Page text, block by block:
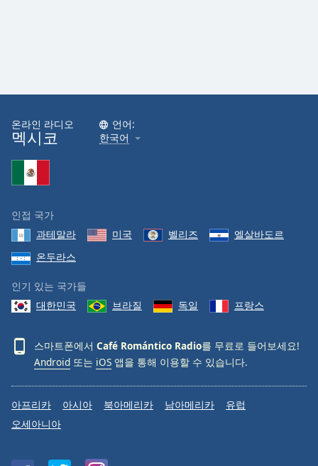
Font
Family
Done
Close
Dialog
dialog
온라인 라디오
멕시코
언어:
한국어
인접 국가
과테말라
미국 벨리즈
엘살바도르
온두라스
인기 있는 국가들
대한민국
브라질 독일 프랑스
스마트폰에서 Café Romántico Radio를 무료로 들어보세요!
Android 또는 iOS 앱을 통해 이용할 수 있습니다.
아프리카 아시아 북아메리카 남아메리카
유럽
오세아니아